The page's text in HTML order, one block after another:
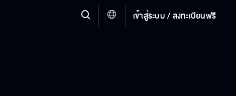
เข้าสู่ระบบ / ลงทะเบียนฟรี